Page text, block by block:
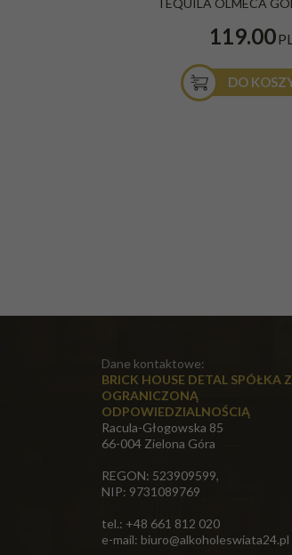
TEQUILA OLMECA
119.00
DO
Dane kontaktowe:
BRICK HOUSE DETAL SPÓŁKA Z
OGRANICZONĄ
ODPOWIEDZIALNOŚCIĄ
Racula-Głogowska 85
66-004 Zielona Góra
REGON: 523909599,
NIP: 9731089769
tel.: +48 661 812 020
e-mail: biuro@alkoholeswiata24.pl